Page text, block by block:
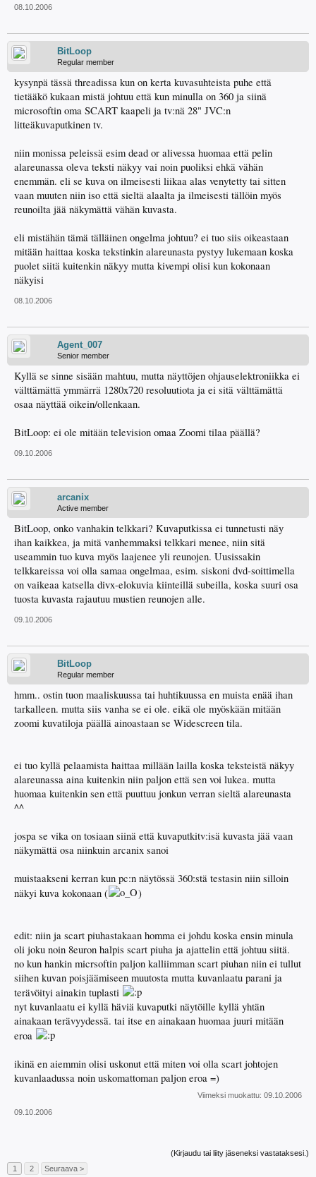
08.10.2006
BitLoop
Regular member
kysynpä tässä threadissa kun on kerta kuvasuhteista puhe että
tietääkö kukaan mistä johtuu että kun minulla on 360 ja siinä
microsoftin oma SCART kaapeli ja tv:nä 28" JVC:n
litteäkuvaputkinen tv.
niin monissa peleissä esim dead or alivessa huomaa että pelin
alareunassa oleva teksti näkyy vai noin puoliksi ehkä vähän
enemmän. eli se kuva on ilmeisesti liikaa alas venytetty tai sitten
vaan muuten niin iso että sieltä alaalta ja ilmeisesti tällöin myös
reunoilta jää näkymättä vähän kuvasta.
eli mistähän tämä tälläinen ongelma johtuu? ei tuo siis oikeastaan
mitään haittaa koska tekstinkin alareunasta pystyy lukemaan koska
puolet siitä kuitenkin näkyy mutta kivempi olisi kun kokonaan
näkyisi
08.10.2006
Agent_007
Senior member
Kyllä se sinne sisään mahtuu, mutta näyttöjen ohjauselektroniikka ei
välttämättä ymmärrä 1280x720 resoluutiota ja ei sitä välttämättä
osaa näyttää oikein/ollenkaan.
BitLoop: ei ole mitään television omaa Zoomi tilaa päällä?
09.10.2006
arcanix
Active member
BitLoop, onko vanhakin telkkari? Kuvaputkissa ei tunnetusti näy
ihan kaikkea, ja mitä vanhemmaksi telkkari menee, niin sitä
useammin tuo kuva myös laajenee yli reunojen. Uusissakin
telkkareissa voi olla samaa ongelmaa, esim. siskoni dvd-soittimella
on vaikeaa katsella divx-elokuvia kiinteillä subeilla, koska suuri osa
tuosta kuvasta rajautuu mustien reunojen alle.
09.10.2006
BitLoop
Regular member
hmm.. ostin tuon maaliskuussa tai huhtikuussa en muista enää ihan
tarkalleen. mutta siis vanha se ei ole. eikä ole myöskään mitään
zoomi kuvatiloja päällä ainoastaan se Widescreen tila.
ei tuo kyllä pelaamista haittaa millään lailla koska teksteistä näkyy
alareunassa aina kuitenkin niin paljon että sen voi lukea. mutta
huomaa kuitenkin sen että puuttuu jonkun verran sieltä alareunasta
^^
jospa se vika on tosiaan siinä että kuvaputkitv:isä kuvasta jää vaan
näkymättä osa niinkuin arcanix sanoi
muistaakseni kerran kun pc:n näytössä 360:stä testasin niin silloin
näkyi kuva kokonaan (
)
edit: niin ja scart piuhastakaan homma ei johdu koska ensin minula
oli joku noin 8euron halpis scart piuha ja ajattelin että johtuu siitä.
no kun hankin micrsoftin paljon kalliimman scart piuhan niin ei tullut
siihen kuvan poisjäämiseen muutosta mutta kuvanlaatu parani ja
terävöityi ainakin tuplasti
nyt kuvanlaatu ei kyllä häviä kuvaputki näytöille kyllä yhtän
ainakaan terävyydessä. tai itse en ainakaan huomaa juuri mitään
eroa
ikinä en aiemmin olisi uskonut että miten voi olla scart johtojen
kuvanlaadussa noin uskomattoman paljon eroa =)
Viimeksi muokattu: 09.10.2006
09.10.2006
(Kirjaudu tai liity jäseneksi vastataksesi.)
1
2 Seuraava >